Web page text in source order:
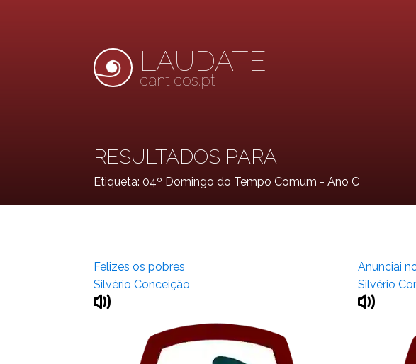
LAUDATE
canticos.pt
RESULTADOS PARA:
Etiqueta: 04º Domingo do Tempo Comum - Ano C
Felizes os pobres
Silvério Conceição
Anunciai
Silvério